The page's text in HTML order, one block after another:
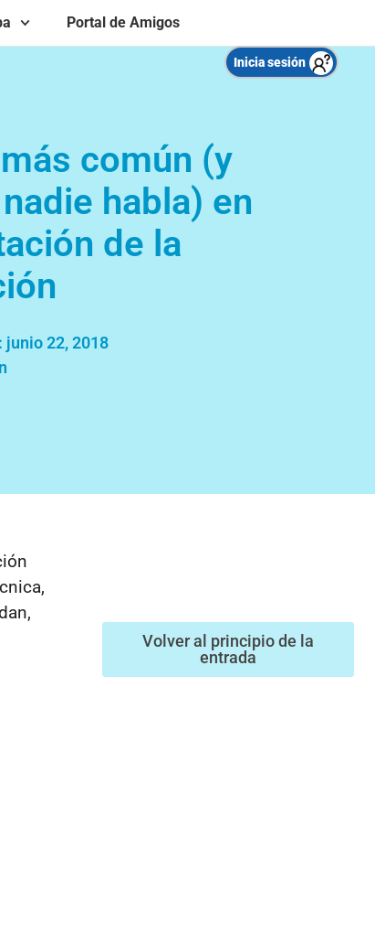
Inicia sesión
Portal de Amigos
común (y
habla) en
de la
junio 22, 2018
Volver al principio de la
entrada